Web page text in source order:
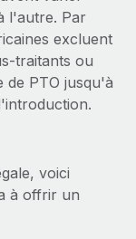
l'autre. Par
excluent
traitants ou
de PTO jusqu'à
voici
à offrir un